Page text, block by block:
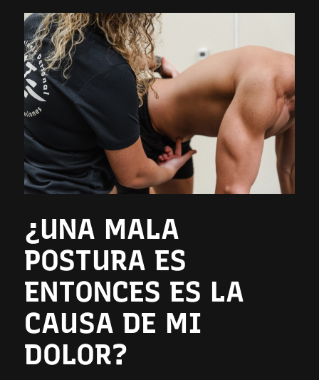
¿UNA MALA
POSTURA ES
ENTONCES ES LA
CAUSA DE MI
DOLOR?